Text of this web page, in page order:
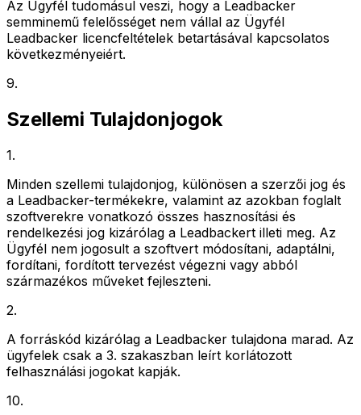
Az Ügyfél tudomásul veszi, hogy a Leadbacker
semminemű felelősséget nem vállal az Ügyfél
Leadbacker licencfeltételek betartásával kapcsolatos
következményeiért.
9.
Szellemi Tulajdonjogok
1.
Minden szellemi tulajdonjog, különösen a szerzői jog és
a Leadbacker-termékekre, valamint az azokban foglalt
szoftverekre vonatkozó összes hasznosítási és
rendelkezési jog kizárólag a Leadbackert illeti meg. Az
Ügyfél nem jogosult a szoftvert módosítani, adaptálni,
fordítani, fordított tervezést végezni vagy abból
származékos műveket fejleszteni.
2.
A forráskód kizárólag a Leadbacker tulajdona marad. Az
ügyfelek csak a 3. szakaszban leírt korlátozott
felhasználási jogokat kapják.
10.